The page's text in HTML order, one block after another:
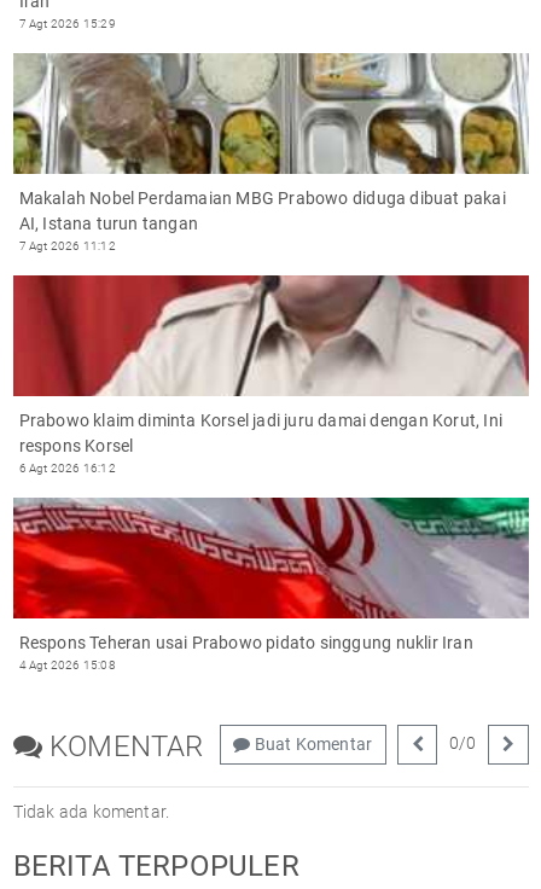
7 Agt 2026 15:29
Makalah Nobel Perdamaian MBG Prabowo diduga dibuat pakai
AI, Istana turun tangan
7 Agt 2026 11:12
Prabowo klaim diminta Korsel jadi juru damai dengan Korut, Ini
respons Korsel
6 Agt 2026 16:12
Respons Teheran usai Prabowo pidato singgung nuklir Iran
4 Agt 2026 15:08
KOMENTAR Buat Komentar 0/0
Tidak ada komentar.
BERITA TERPOPULER